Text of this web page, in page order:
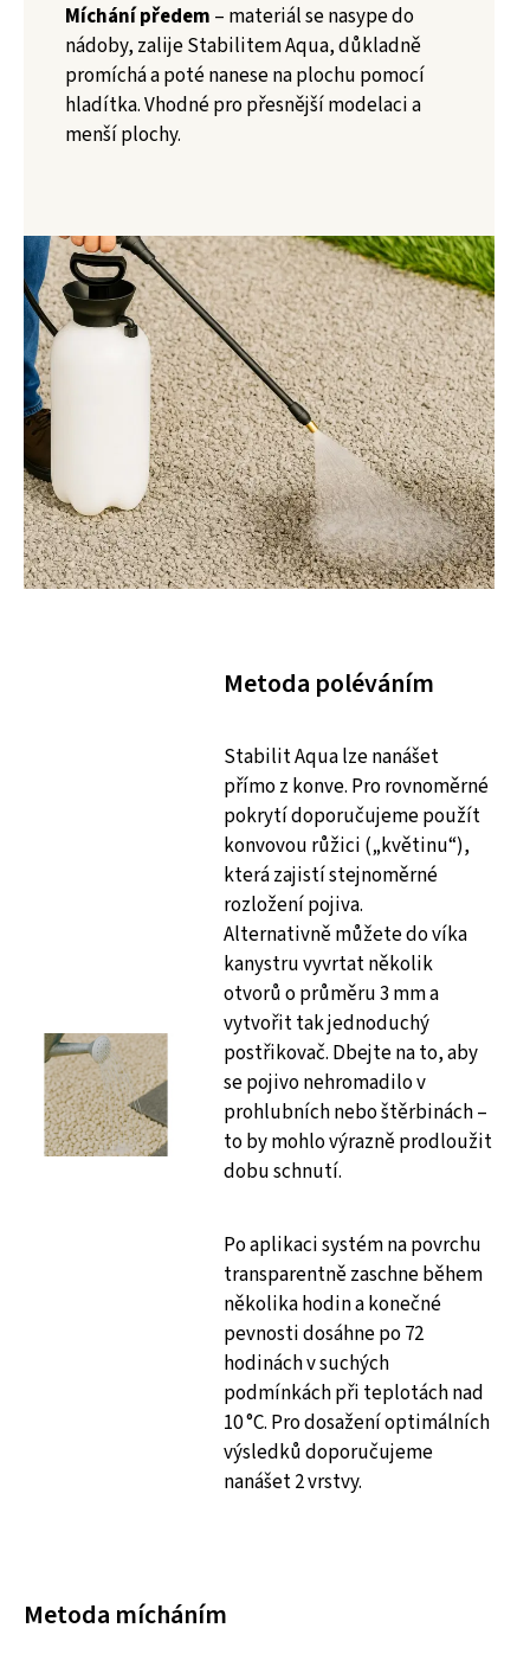
Míchání předem – materiál se nasype do
nádoby, zalije Stabilitem Aqua, důkladně
promíchá a poté nanese na plochu pomocí
hladítka. Vhodné pro přesnější modelaci a
menší plochy.
Metoda poléváním
Stabilit Aqua lze nanášet
přímo z konve. Pro rovnoměrné
pokrytí doporučujeme použít
konvovou růžici („květinu“),
která zajistí stejnoměrné
rozložení pojiva.
Alternativně můžete do víka
kanystru vyvrtat několik
otvorů o průměru 3 mm a
vytvořit tak jednoduchý
postřikovač. Dbejte na to, aby
se pojivo nehromadilo v
prohlubních nebo štěrbinách –
to by mohlo výrazně prodloužit
dobu schnutí.
Po aplikaci systém na povrchu
transparentně zaschne během
několika hodin a konečné
pevnosti dosáhne po 72
hodinách v suchých
podmínkách při teplotách nad
10 °C. Pro dosažení optimálních
výsledků doporučujeme
nanášet 2 vrstvy.
Metoda mícháním